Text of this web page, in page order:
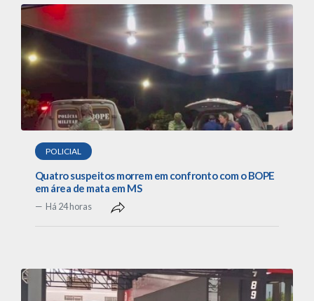
POLICIAL
Quatro suspeitos morrem em confronto com o BOPE
em área de mata em MS
Há 24 horas